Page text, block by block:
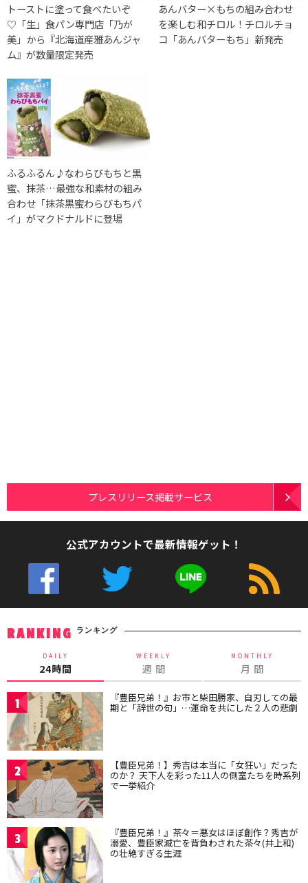
トーストに塗って食べたいぞ
♡「生」食パン専門店「乃が
美」から『北海道産雅あんジャ
ム』が数量限定発売
あんバター×もちの組み合わせ
を楽しむ和チロル！チロルチョ
コ「あんバターもち」新発売
ふるふるん♪なわらびもちと黒
蜜、抹茶…最強な和素材の組み
合わせ「抹茶黒蜜わらびもちパ
イ」がマクドナルドに登場
プレスリリース掲載サービス
公式アカウントで最新情報ゲット！
RANKING ランキング
DAILY
24時間
WEEKLY
週 間
MONTHLY
月 間
1 『豊臣兄弟！』お市と柴田勝家、自刃しての最
期と「辞世の句」…運命を共にした２人の悲劇
2 【豊臣兄弟！】秀吉は本当に「女狂い」だった
のか？ 天下人を彩った11人の側室たちを時系列
で一挙紹介
3 『豊臣兄弟！』茶々＝悪女はほぼ創作？秀吉が
溺愛、豊臣家滅亡を背負わされた茶々(井上和)
の壮絶すぎる生涯